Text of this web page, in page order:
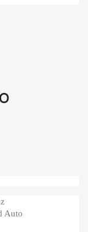
Auto